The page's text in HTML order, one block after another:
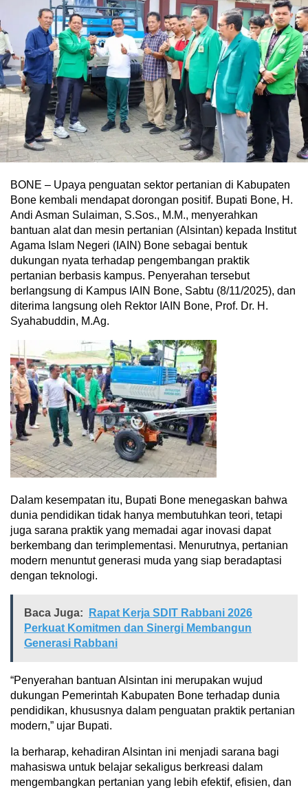
BONE – Upaya penguatan sektor pertanian di Kabupaten
Bone kembali mendapat dorongan positif. Bupati Bone, H.
Andi Asman Sulaiman, S.Sos., M.M., menyerahkan
bantuan alat dan mesin pertanian (Alsintan) kepada Institut
Agama Islam Negeri (IAIN) Bone sebagai bentuk
dukungan nyata terhadap pengembangan praktik
pertanian berbasis kampus. Penyerahan tersebut
berlangsung di Kampus IAIN Bone, Sabtu (8/11/2025), dan
diterima langsung oleh Rektor IAIN Bone, Prof. Dr. H.
Syahabuddin, M.Ag.
Dalam kesempatan itu, Bupati Bone menegaskan bahwa
dunia pendidikan tidak hanya membutuhkan teori, tetapi
juga sarana praktik yang memadai agar inovasi dapat
berkembang dan terimplementasi. Menurutnya, pertanian
modern menuntut generasi muda yang siap beradaptasi
dengan teknologi.
Baca Juga:
Rapat Kerja SDIT Rabbani 2026
Perkuat Komitmen dan Sinergi Membangun
Generasi Rabbani
“Penyerahan bantuan Alsintan ini merupakan wujud
dukungan Pemerintah Kabupaten Bone terhadap dunia
pendidikan, khususnya dalam penguatan praktik pertanian
modern,” ujar Bupati.
Ia berharap, kehadiran Alsintan ini menjadi sarana bagi
mahasiswa untuk belajar sekaligus berkreasi dalam
mengembangkan pertanian yang lebih efektif, efisien, dan